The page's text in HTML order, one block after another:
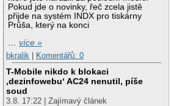
Pokud jde o novinky, řeč zcela jistě
přijde na systém INDX pro tiskárny
Průša, který na konci
…více »
bkralik
Komentářů: 0
T-Mobile nikdo k blokaci
‚dezinfowebu‘ AC24 nenutil, píše
soud
3.8. 17:22 | Zajímavý článek